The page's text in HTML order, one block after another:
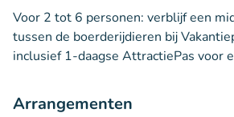
Voor 2 tot 6 personen: verblijf een
tussen de boerderijdieren bij
inclusief 1-daagse AttractiePas voor
Arrangementen